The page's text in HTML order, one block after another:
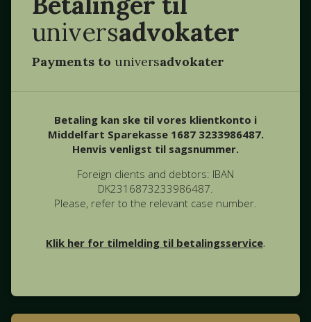
universadvokater
Payments to universadvokater
Betaling kan ske til vores klientkonto i
Middelfart Sparekasse 1687 3233986487.
Henvis venligst til sagsnummer.
Foreign clients and debtors: IBAN
DK2316873233986487.
Please, refer to the relevant case number.
Klik her for tilmelding til betalingsservice.